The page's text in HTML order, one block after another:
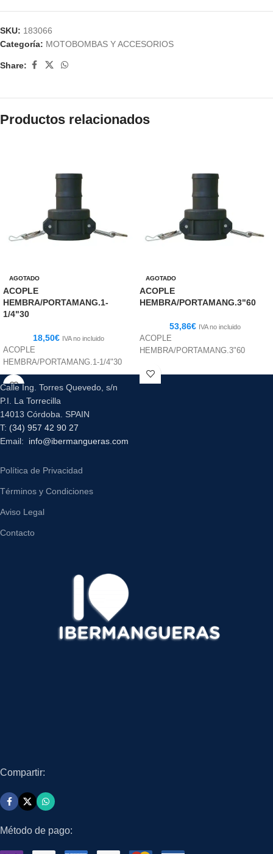
SKU: 183066
Categoría: MOTOBOMBAS Y ACCESORIOS
Share:
Productos relacionados
AGOTADO
ACOPLE
HEMBRA/PORTAMANG.1-
1/4"30
18,50€ IVA no incluido
ACOPLE
HEMBRA/PORTAMANG.1-1/4"30
AGOTADO
ACOPLE
HEMBRA/PORTAMANG.3"60
53,86€ IVA no incluido
ACOPLE
HEMBRA/PORTAMANG.3"60
Calle Ing. Torres Quevedo, s/n
P.I. La Torrecilla
14013 Córdoba. SPAIN
T: (34) 957 42 90 27
Email: info@ibermangueras.com
Política de Privacidad
Términos y Condiciones
Aviso Legal
Contacto
Compartir:
Método de pago: